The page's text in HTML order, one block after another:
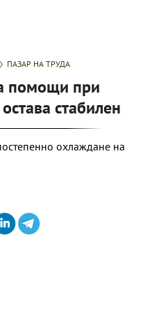
ПАЗАР НА ТРУДА
помощи при
стабилен
охлаждане на